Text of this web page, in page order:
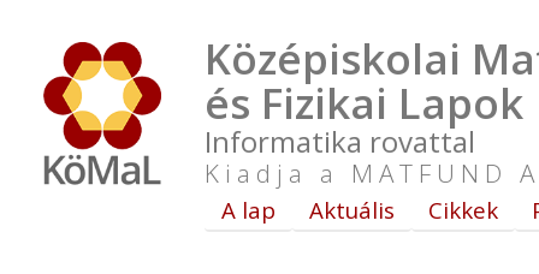
Középiskolai
és Fizikai Lapok
Informatika rovattal
Kiadja a MATFUND
A lap Aktuális Cikkek